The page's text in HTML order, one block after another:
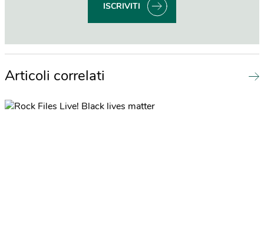
ISCRIVITI
Articoli correlati